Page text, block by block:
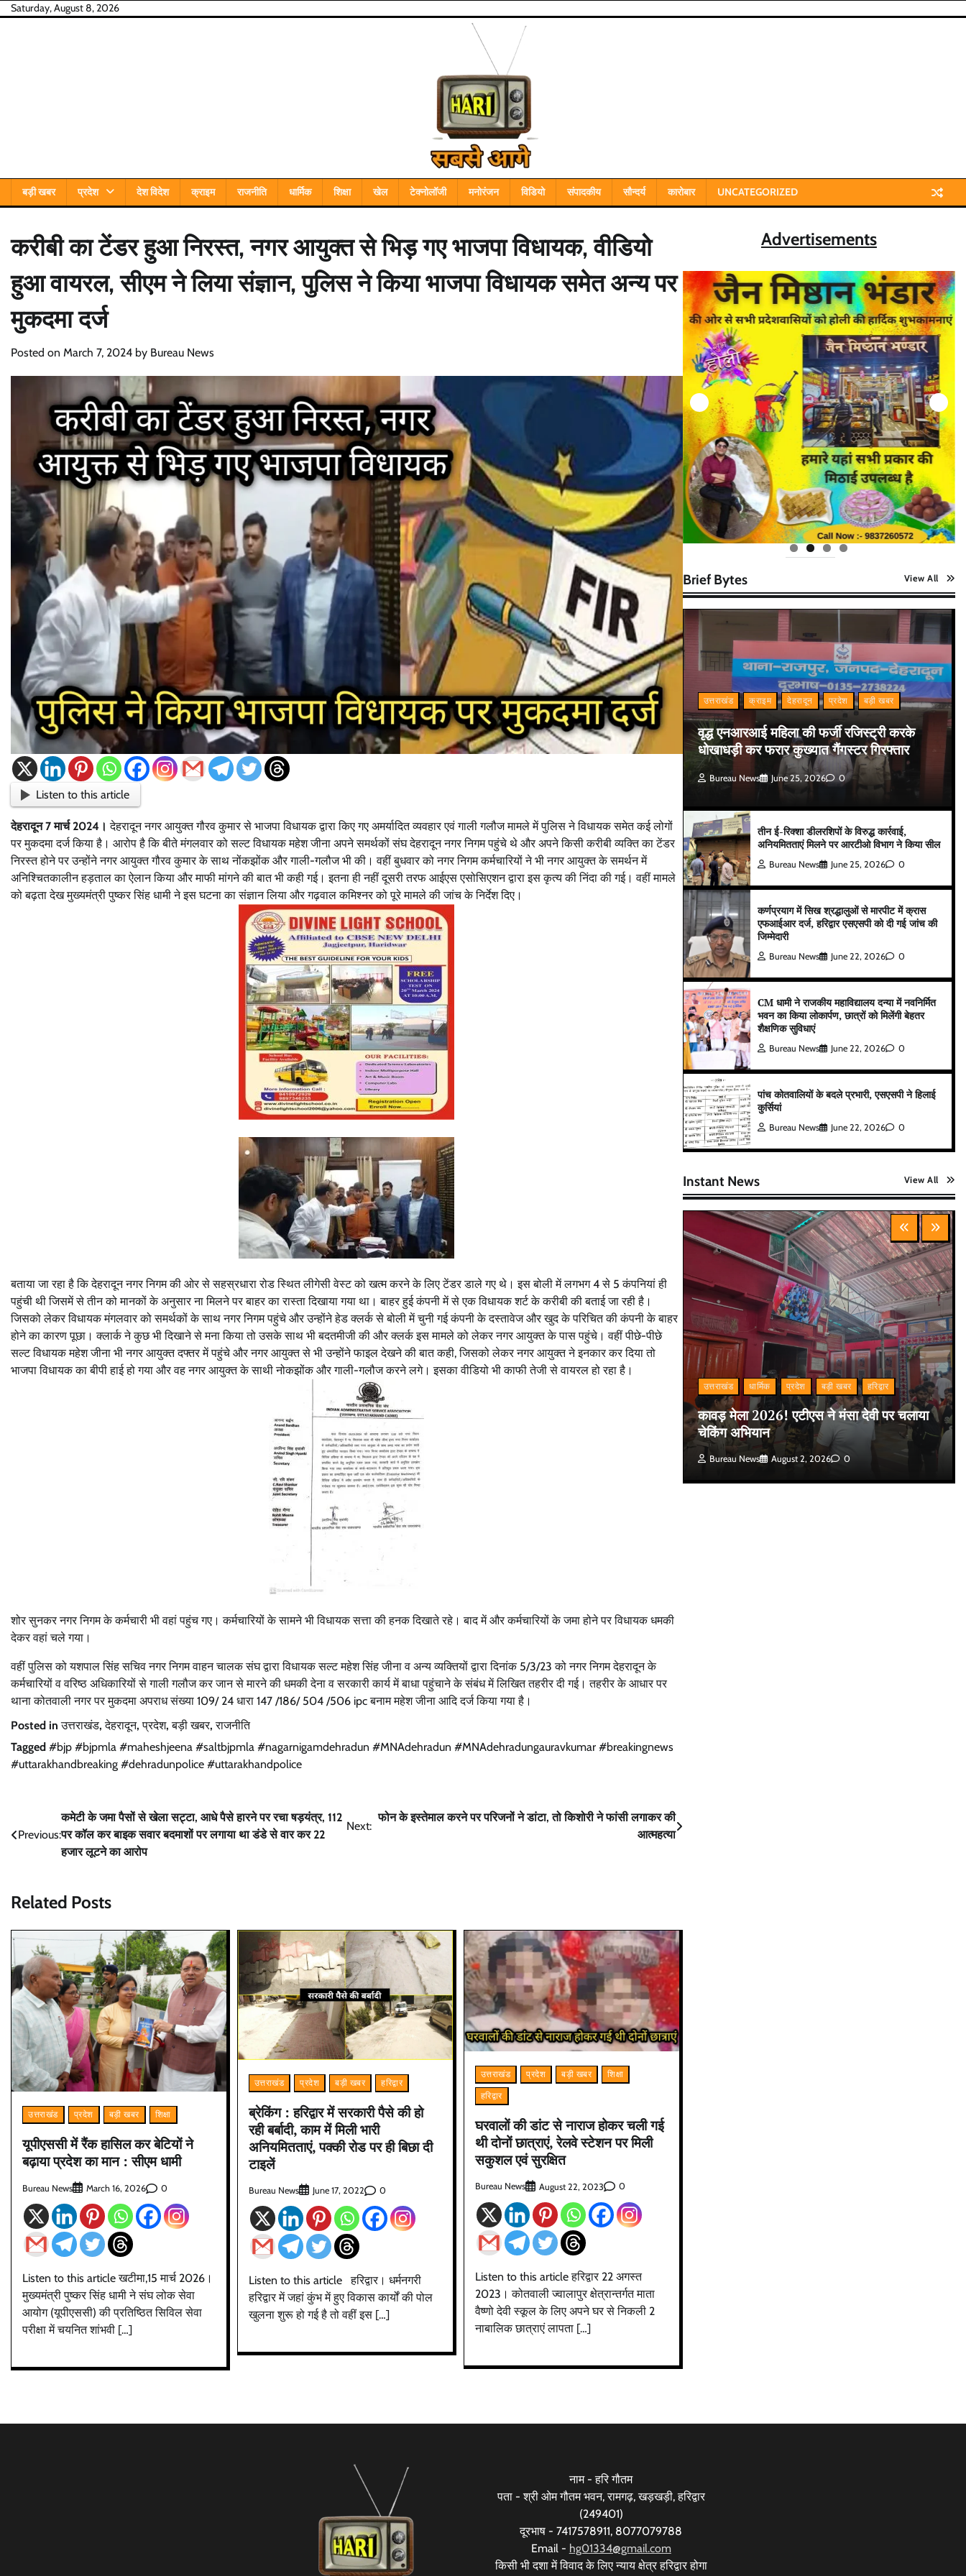
SkipSaturday, August 8, 2026
बड़ी खबर प्रदेश देश विदेश क्राइम राजनीति धार्मिक शिक्षा खेल टेक्नोलॉजी मनोरंजन विडियो संपादकीय सौन्दर्य कारोबार UNCATEGORIZED
करीबी का टेंडर हुआ निरस्त, नगर आयुक्त से भिड़ गए भाजपा विधायक, वीडियो
हुआ वायरल, सीएम ने लिया संज्ञान, पुलिस ने किया भाजपा विधायक समेत अन्य पर
मुकदमा दर्ज
Posted on March 7, 2024 by Bureau News
Listen to this article
देहरादून 7 मार्च 2024। देहरादून नगर आयुक्त गौरव कुमार से भाजपा विधायक द्वारा किए गए अमर्यादित व्यवहार एवं गाली गलौज मामले में पुलिस ने विधायक समेत कई लोगों
पर मुकदमा दर्ज किया है। आरोप है कि बीते मंगलवार को सल्ट विधायक महेश जीना अपने समर्थकों संघ देहरादून नगर निगम पहुंचे थे और अपने किसी करीबी व्यक्ति का टेंडर
निरस्त होने पर उन्होंने नगर आयुक्त गौरव कुमार के साथ नोंकझोंक और गाली-गलौज भी की। वहीं बुधवार को नगर निगम कर्मचारियों ने भी नगर आयुक्त के समर्थन में
अनिश्चितकालीन हड़ताल का ऐलान किया और माफी मांगने की बात भी कही गई। इतना ही नहीं दूसरी तरफ आईएस एसोसिएशन द्वारा इस कृत्य की निंदा की गई। वहीं मामले
को बढ़ता देख मुख्यमंत्री पुष्कर सिंह धामी ने इस घटना का संज्ञान लिया और गढ़वाल कमिश्नर को पूरे मामले की जांच के निर्देश दिए।
बताया जा रहा है कि देहरादून नगर निगम की ओर से सहस्रधारा रोड स्थित लीगेसी वेस्ट को खत्म करने के लिए टेंडर डाले गए थे। इस बोली में लगभग 4 से 5 कंपनियां ही
पहुंची थी जिसमें से तीन को मानकों के अनुसार ना मिलने पर बाहर का रास्ता दिखाया गया था। बाहर हुई कंपनी में से एक विधायक शर्ट के करीबी की बताई जा रही है।
जिसको लेकर विधायक मंगलवार को समर्थकों के साथ नगर निगम पहुंचे और उन्होंने हेड क्लर्क से बोली में चुनी गई कंपनी के दस्तावेज और खुद के परिचित की कंपनी के बाहर
होने का कारण पूछा। क्लार्क ने कुछ भी दिखाने से मना किया तो उसके साथ भी बदतमीजी की और क्लर्क इस मामले को लेकर नगर आयुक्त के पास पहुंचे। वहीं पीछे-पीछे
सल्ट विधायक महेश जीना भी नगर आयुक्त दफ्तर में पहुंचे और नगर आयुक्त से भी उन्होंने फाइल देखने की बात कही, जिसको लेकर नगर आयुक्त ने इनकार कर दिया तो
भाजपा विधायक का बीपी हाई हो गया और वह नगर आयुक्त के साथी नोकझोंक और गाली-गलौज करने लगे। इसका वीडियो भी काफी तेजी से वायरल हो रहा है।
शोर सुनकर नगर निगम के कर्मचारी भी वहां पहुंच गए। कर्मचारियों के सामने भी विधायक सत्ता की हनक दिखाते रहे। बाद में और कर्मचारियों के जमा होने पर विधायक धमकी
देकर वहां चले गया।
वहीं पुलिस को यशपाल सिंह सचिव नगर निगम वाहन चालक संघ द्वारा विधायक सल्ट महेश सिंह जीना व अन्य व्यक्तियों द्वारा दिनांक 5/3/23 को नगर निगम देहरादून के
कर्मचारियों व वरिष्ठ अधिकारियों से गाली गलौज कर जान से मारने की धमकी देना व सरकारी कार्य में बाधा पहुंचाने के संबंध में लिखित तहरीर दी गई। तहरीर के आधार पर
थाना कोतवाली नगर पर मुकदमा अपराध संख्या 109/ 24 धारा 147 /186/ 504 /506 ipc बनाम महेश जीना आदि दर्ज किया गया है।
Posted inउत्तराखंड,देहरादून,प्रदेश,बड़ी खबर,राजनीति
Tagged #bjp #bjpmla #maheshjeena #saltbjpmla #nagarnigamdehradun #MNAdehradun #MNAdehradungauravkumar #breakingnews
#uttarakhandbreaking #dehradunpolice #uttarakhandpolice
navigation
Previous:
कमेटी के जमा पैसों से खेला सट्टा, आधे पैसे हारने पर रचा षड़यंत्र, 112
पर कॉल कर बाइक सवार बदमाशों पर लगाया था डंडे से वार कर 22
हजार लूटने का आरोप
Next:
फोन के इस्तेमाल करने पर परिजनों ने डांटा, तो किशोरी ने फांसी लगाकर की
आत्महत्या
Related Posts
उत्तराखंड प्रदेश बड़ी खबर शिक्षा
यूपीएससी में रैंक हासिल कर बेटियों ने
बढ़ाया प्रदेश का मान : सीएम धामी
Bureau News March 16, 2026 0
Listen to this article खटीमा,15 मार्च 2026।
मुख्यमंत्री पुष्कर सिंह धामी ने संघ लोक सेवा
आयोग (यूपीएससी) की प्रतिष्ठित सिविल सेवा
परीक्षा में चयनित शांभवी […]
उत्तराखंड प्रदेश बड़ी खबर हरिद्वार
ब्रेकिंग : हरिद्वार में सरकारी पैसे की हो
रही बर्बादी, काम में मिली भारी
अनियमितताएं, पक्की रोड पर ही बिछा दी
टाइलें
Bureau News June 17, 2022 0
Listen to this article हरिद्वार। धर्मनगरी
हरिद्वार में जहां कुंभ में हुए विकास कार्यों की पोल
खुलना शुरू हो गई है तो वहीं इस […]
उत्तराखंड प्रदेश बड़ी खबर
शिक्षा
हरिद्वार
घरवालों की डांट से नाराज होकर चली गई
थी दोनों छात्राएं, रेलवे स्टेशन पर मिली
सकुशल एवं सुरक्षित
Bureau News August 22, 2023 0
Listen to this article हरिद्वार 22 अगस्त
2023। कोतवाली ज्वालापुर क्षेत्रान्तर्गत माता
वैष्णो देवी स्कूल के लिए अपने घर से निकली 2
नाबालिक छात्राएं लापता […]
Advertisements
Brief Bytes View All
उत्तराखंड क्राइम देहरादून प्रदेश बड़ी खबर
वृद्ध एनआरआई महिला की फर्जी रजिस्ट्री करके
धोखाधड़ी कर फरार कुख्यात गैंगस्टर गिरफ्तार
Bureau News June 25, 2026 0
तीन ई-रिक्शा डीलरशिपों के विरुद्ध कार्रवाई,
अनियमितताएं मिलने पर आरटीओ विभाग ने किया सील
Bureau News June 25, 2026 0
कर्णप्रयाग में सिख श्रद्धालुओं से मारपीट में क्रास
एफआईआर दर्ज, हरिद्वार एसएसपी को दी गई जांच की
जिम्मेदारी
Bureau News June 22, 2026 0
CM धामी ने राजकीय महाविद्यालय दन्या में नवनिर्मित
भवन का किया लोकार्पण, छात्रों को मिलेंगी बेहतर
शैक्षणिक सुविधाएं
Bureau News June 22, 2026 0
पांच कोतवालियों के बदले प्रभारी, एसएसपी ने हिलाई
कुर्सियां
Bureau News June 22, 2026 0
Instant News View All
बेटे की गेमिंग लत से परिवार बदहाल, मां ने लगाई
आर्थिक मदद की गुहार
उत्तराखंड धार्मिक प्रदेश बड़ी खबर हरिद्वार
कावड़ मेला 2026! एटीएस ने मंसा देवी पर चलाया
चेकिंग अभियान
Bureau News August 2, 2026 0
नाम - हरि गौतम
पता - श्री ओम गौतम भवन, रामगढ़, खड़खड़ी, हरिद्वार
(249401)
दूरभाष - 7417578911, 8077079788
Email - hg01334@gmail.com
किसी भी दशा में विवाद के लिए न्याय क्षेत्र हरिद्वार होगा